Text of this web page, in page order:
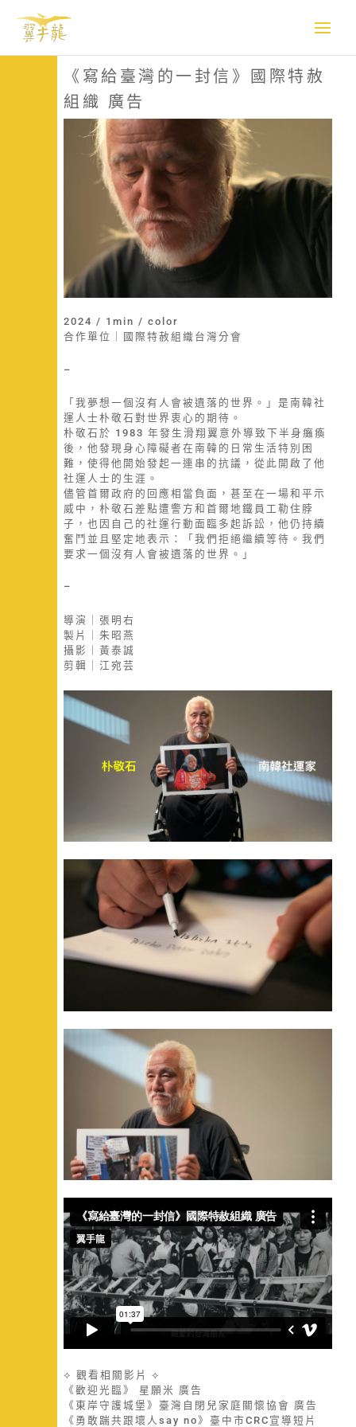
《寫給臺灣的一封信》國際特赦
組織 廣告
2024 / 1min / color
合作單位｜國際特赦組織台灣分會
–
「我夢想一個沒有人會被遺落的世界。」是南韓社
運人士朴敬石對世界衷心的期待。
朴敬石於 1983 年發生滑翔翼意外導致下半身癱瘓
後，他發現身心障礙者在南韓的日常生活特別困
難，使得他開始發起一連串的抗議，從此開啟了他
社運人士的生涯。
儘管首爾政府的回應相當負面，甚至在一場和平示
威中，朴敬石差點遭警方和首爾地鐵員工勒住脖
子，也因自己的社運行動面臨多起訴訟，他仍持續
奮鬥並且堅定地表示：「我們拒絕繼續等待。我們
要求一個沒有人會被遺落的世界。」
–
導演｜張明右
製片｜朱昭燕
攝影｜黃泰誠
剪輯｜江宛芸
⟡ 觀看相關影片 ⟡
《歡迎光臨》 星願米 廣告
《東岸守護城堡》臺灣自閉兒家庭關懷協會 廣告
《勇敢踹共跟壞人say no》臺中市CRC宣導短片